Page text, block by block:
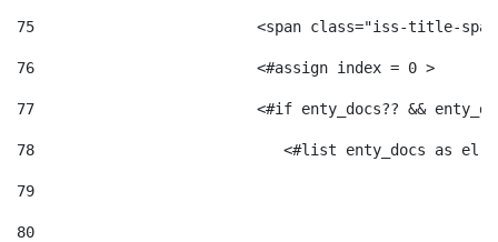
75
<span class="iss-title-
76
                         <#assign index = 0 >
77
<#if enty_docs?? &&
78
<#list enty_docs as el
79
80